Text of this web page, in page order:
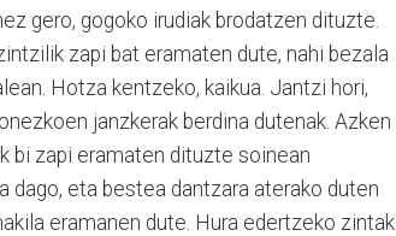
gero, gogoko irudiak brodatzen dituzte.
zapi bat eramaten dute, nahi bezala
Hotza kentzeko, kaikua. Jantzi hori,
janzkerak berdina dutenak. Azken
bi zapi eramaten dituzte soinean
dago, eta bestea dantzara aterako duten
eramanen dute. Hura edertzeko zintak